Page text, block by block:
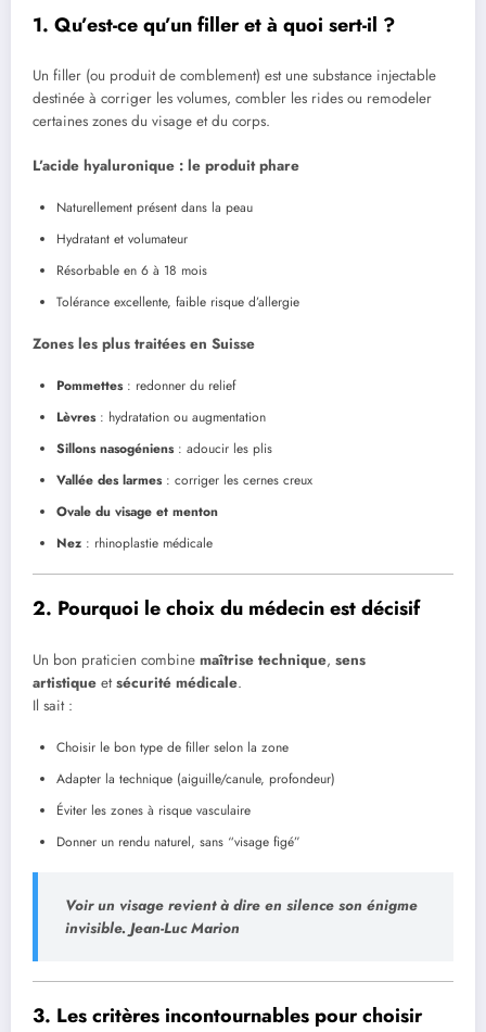
1. Qu’est-ce qu’un filler et à quoi sert-il ?
Un filler (ou produit de comblement) est une substance injectable
destinée à corriger les volumes, combler les rides ou remodeler
certaines zones du visage et du corps.
L’acide hyaluronique : le produit phare
Naturellement présent dans la peau
Hydratant et volumateur
Résorbable en 6 à 18 mois
Tolérance excellente, faible risque d’allergie
Zones les plus traitées en Suisse
Pommettes: redonner du relief
Lèvres: hydratation ou augmentation
Sillons nasogéniens: adoucir les plis
Vallée des larmes: corriger les cernes creux
Ovale du visage et menton
Nez : rhinoplastie médicale
2. Pourquoi le choix du médecin est décisif
Un bon praticien combine maîtrise technique, sens
artistique etsécurité médicale.
Il sait :
Choisir le bon type de filler selon la zone
Adapter la technique (aiguille/canule, profondeur)
Éviter les zones à risque vasculaire
Donner un rendu naturel, sans “visage figé”
Voir un visage revient à dire en silence son énigme
invisible. Jean-Luc Marion
3. Les critères incontournables pour choisir